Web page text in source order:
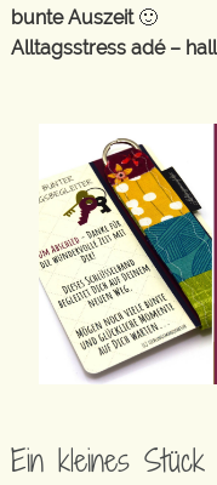
bunte Auszeit🙂
Alltagsstress adé –
Ein kleines